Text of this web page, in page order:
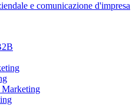
e comunicazione d'impresa
Marketing